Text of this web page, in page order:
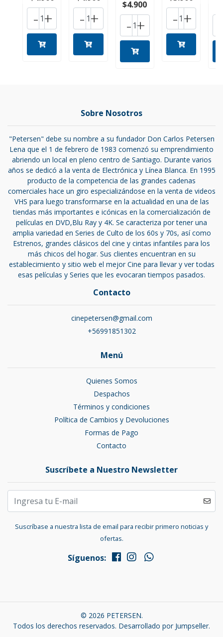
+
- +
-
$4.900
+
- +
-
Sobre Nosotros
"Petersen" debe su nombre a su fundador Don Carlos Petersen
Lena que el 1 de febrero de 1983 comenzó su emprendimiento
abriendo un local en pleno centro de Santiago. Durante varios
años se dedicó a la venta de Electrónica y Línea Blanca. En 1995
producto de la competencia de las grandes cadenas
comerciales hace un giro especializándose en la venta de videos
VHS para luego transformarse en la actualidad en una de las
tiendas más importantes e icónicas en la comercialización de
películas en DVD,Blu Ray y 4K. Se caracteriza por tener una
amplia variedad en Series de Culto de los 60s y 70s, así como
Estrenos, grandes clásicos del cine y cintas infantiles para los
más chicos del hogar. Sus clientes encuentran en su
establecimiento y sitio web el mejor Cine para llevar y ver todas
esas películas y Series que les evocaran tiempos pasados.
Contacto
cinepetersen@gmail.com
+56991851302
Menú
Quienes Somos
Despachos
Términos y condiciones
Política de Cambios y Devoluciones
Formas de Pago
Contacto
Suscríbete a Nuestro Newsletter
Suscríbase a nuestra lista de email para recibir primero noticias y
ofertas.
Síguenos:
© 2026 PETERSEN.
Todos los derechos reservados. Desarrollado por Jumpseller.